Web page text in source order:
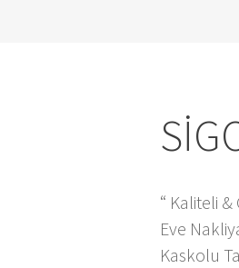
“ Kaliteli
Eve
Kaskolu